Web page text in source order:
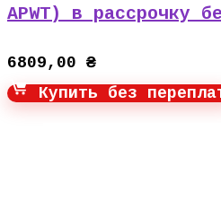
APWT) в рассрочку
6809,00 ₴
Купить без